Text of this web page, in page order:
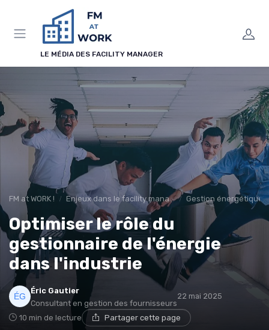
LE MÉDIA DES FACILITY MANAGER
FM at WORK ! Enjeux dans le facility management Gestion énergétique
Optimiser le rôle du
gestionnaire de l'énergie
dans l'industrie
Éric Gautier
Consultant en gestion des fournisseurs
22 mai 2025
10 min de lecture Partager cette page
Panneau de gestion des cookies